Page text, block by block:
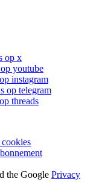
op x
youtube
instagram
op telegram
threads
the Google Privacy